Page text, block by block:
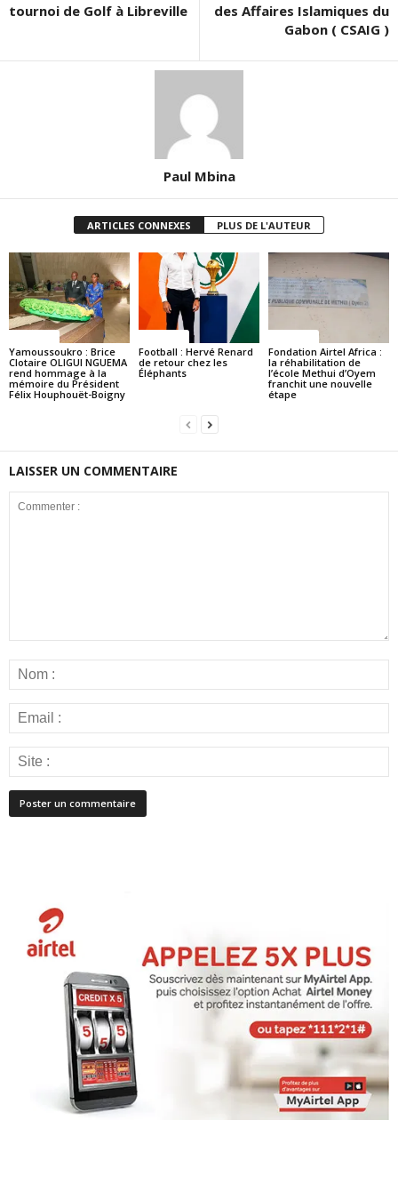
tournoi de Golf à Libreville
des Affaires Islamiques du
Gabon ( CSAIG )
Paul Mbina
ARTICLES CONNEXES PLUS DE L'AUTEUR
Yamoussoukro : Brice
Clotaire OLIGUI NGUEMA
rend hommage à la
mémoire du Président
Félix Houphouët-Boigny
Football : Hervé Renard
de retour chez les
Éléphants
Fondation Airtel Africa :
la réhabilitation de
l’école Methui d’Oyem
franchit une nouvelle
étape
LAISSER UN COMMENTAIRE